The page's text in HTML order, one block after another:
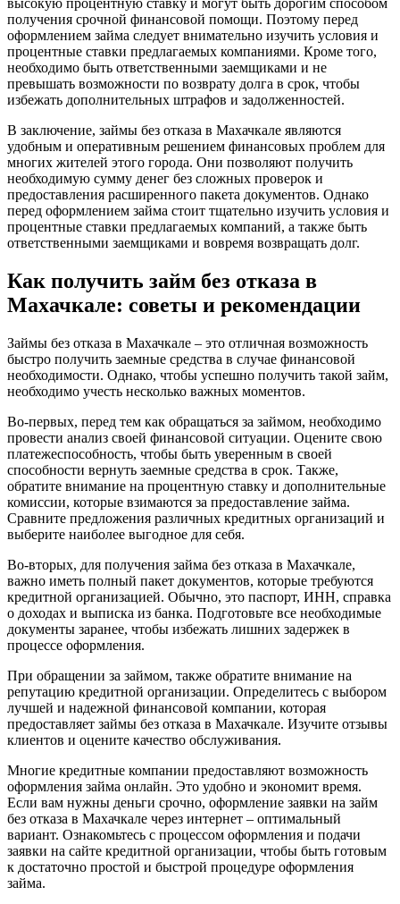
получения срочной финансовой помощи. Поэтому перед
оформлением займа следует внимательно изучить условия и
процентные ставки предлагаемых компаниями. Кроме того,
необходимо быть ответственными заемщиками и не
превышать возможности по возврату долга в срок, чтобы
избежать дополнительных штрафов и задолженностей.
В заключение, займы без отказа в Махачкале являются
удобным и оперативным решением финансовых проблем для
многих жителей этого города. Они позволяют получить
необходимую сумму денег без сложных проверок и
предоставления расширенного пакета документов. Однако
перед оформлением займа стоит тщательно изучить условия и
процентные ставки предлагаемых компаний, а также быть
ответственными заемщиками и вовремя возвращать долг.
Как получить займ без отказа в
Махачкале: советы и рекомендации
Займы без отказа в Махачкале – это отличная возможность
быстро получить заемные средства в случае финансовой
необходимости. Однако, чтобы успешно получить такой займ,
необходимо учесть несколько важных моментов.
Во-первых, перед тем как обращаться за займом, необходимо
провести анализ своей финансовой ситуации. Оцените свою
платежеспособность, чтобы быть уверенным в своей
способности вернуть заемные средства в срок. Также,
обратите внимание на процентную ставку и дополнительные
комиссии, которые взимаются за предоставление займа.
Сравните предложения различных кредитных организаций и
выберите наиболее выгодное для себя.
Во-вторых, для получения займа без отказа в Махачкале,
важно иметь полный пакет документов, которые требуются
кредитной организацией. Обычно, это паспорт, ИНН, справка
о доходах и выписка из банка. Подготовьте все необходимые
документы заранее, чтобы избежать лишних задержек в
процессе оформления.
При обращении за займом, также обратите внимание на
репутацию кредитной организации. Определитесь с выбором
лучшей и надежной финансовой компании, которая
предоставляет займы без отказа в Махачкале. Изучите отзывы
клиентов и оцените качество обслуживания.
Многие кредитные компании предоставляют возможность
оформления займа онлайн. Это удобно и экономит время.
Если вам нужны деньги срочно, оформление заявки на займ
без отказа в Махачкале через интернет – оптимальный
вариант. Ознакомьтесь с процессом оформления и подачи
заявки на сайте кредитной организации, чтобы быть готовым
к достаточно простой и быстрой процедуре оформления
займа.